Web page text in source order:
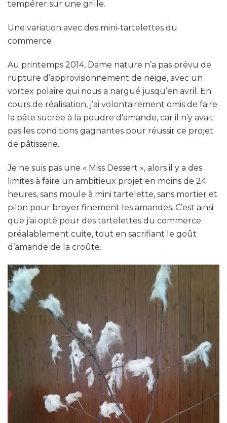
tempérer sur une grille.
Une variation avec des mini-tartelettes du
commerce
Au printemps 2014, Dame nature n’a pas prévu de
rupture d’approvisionnement de neige, avec un
vortex polaire qui nous a nargué jusqu’en avril. En
cours de réalisation, j’ai volontairement omis de faire
la pâte sucrée à la poudre d’amande, car il n’y avait
pas les conditions gagnantes pour réussir ce projet
de pâtisserie.
Je ne suis pas une « Miss Dessert », alors il y a des
limites à faire un ambitieux projet en moins de 24
heures, sans moule à mini tartelette, sans mortier et
pilon pour broyer finement les amandes. C’est ainsi
que j’ai opté pour des tartelettes du commerce
préalablement cuite, tout en sacrifiant le goût
d’amande de la croûte.